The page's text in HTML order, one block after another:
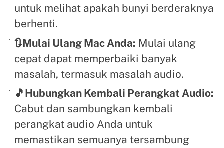
untuk melihat apakah bunyi berderaknya
berhenti.
🔃Mulai Ulang Mac Anda: Mulai ulang
cepat dapat memperbaiki banyak
masalah, termasuk masalah audio.
🎵Hubungkan Kembali Perangkat Audio:
Cabut dan sambungkan kembali
perangkat audio Anda untuk
memastikan semuanya tersambung